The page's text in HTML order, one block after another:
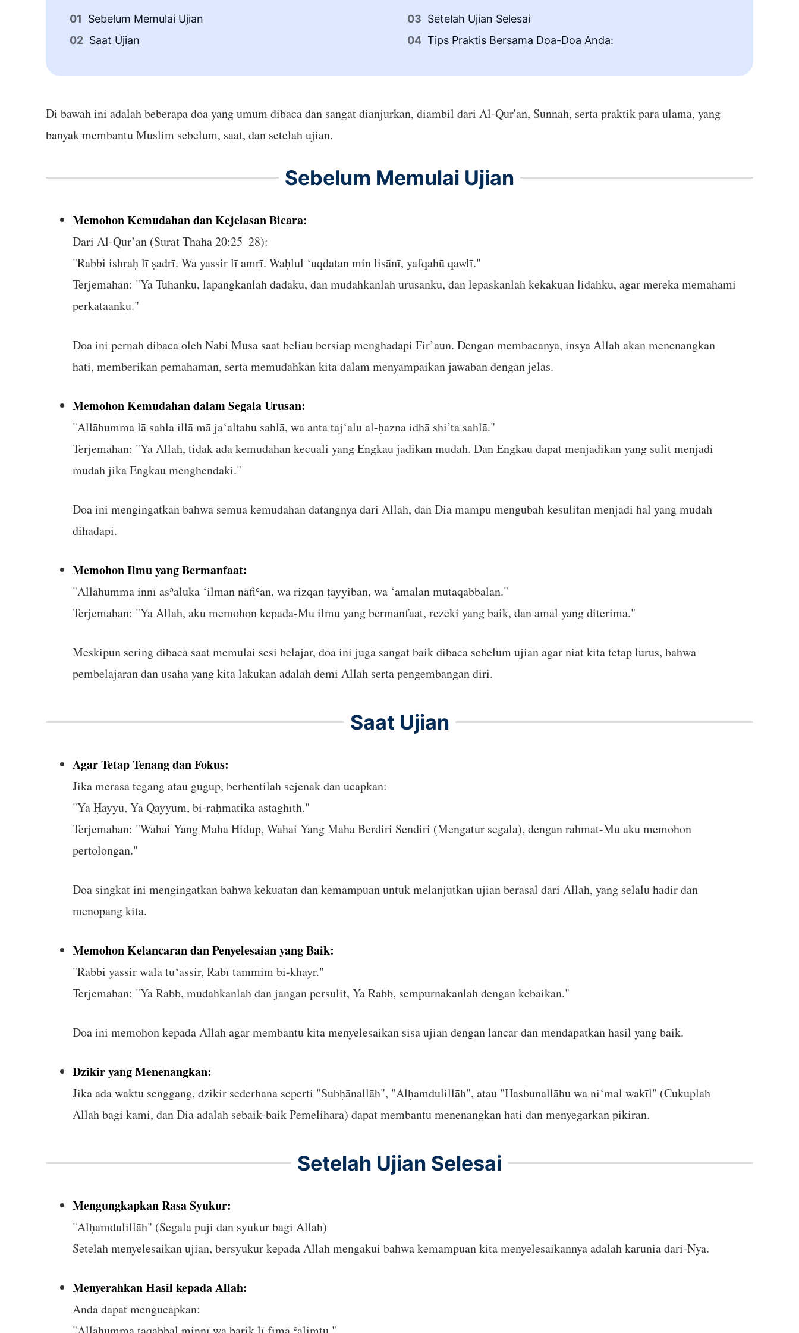
Sebelum Memulai Ujian
Saat Ujian
Setelah Ujian Selesai
Tips Praktis Bersama Doa-Doa Anda:
Di bawah ini adalah beberapa doa yang umum dibaca dan sangat dianjurkan, diambil dari Al-Qur'an, Sunnah, serta praktik para ulama, yang
banyak membantu Muslim sebelum, saat, dan setelah ujian.
Sebelum Memulai Ujian
Memohon Kemudahan dan Kejelasan Bicara:
Dari Al-Qur’an (Surat Thaha 20:25–28):
"Rabbi ishraḥ lī ṣadrī. Wa yassir lī amrī. Waḥlul ‘uqdatan min lisānī, yafqahū qawlī."
Terjemahan: "Ya Tuhanku, lapangkanlah dadaku, dan mudahkanlah urusanku, dan lepaskanlah kekakuan lidahku, agar mereka memahami
perkataanku."
Doa ini pernah dibaca oleh Nabi Musa saat beliau bersiap menghadapi Fir’aun. Dengan membacanya, insya Allah akan menenangkan
hati, memberikan pemahaman, serta memudahkan kita dalam menyampaikan jawaban dengan jelas.
Memohon Kemudahan dalam Segala Urusan:
"Allāhumma lā sahla illā mā ja‘altahu sahlā, wa anta taj‘alu al-ḥazna idhā shi’ta sahlā."
Terjemahan: "Ya Allah, tidak ada kemudahan kecuali yang Engkau jadikan mudah. Dan Engkau dapat menjadikan yang sulit menjadi
mudah jika Engkau menghendaki."
Doa ini mengingatkan bahwa semua kemudahan datangnya dari Allah, dan Dia mampu mengubah kesulitan menjadi hal yang mudah
dihadapi.
Memohon Ilmu yang Bermanfaat:
"Allāhumma innī asʾaluka ‘ilman nāfiʿan, wa rizqan ṭayyiban, wa ‘amalan mutaqabbalan."
Terjemahan: "Ya Allah, aku memohon kepada-Mu ilmu yang bermanfaat, rezeki yang baik, dan amal yang diterima."
Meskipun sering dibaca saat memulai sesi belajar, doa ini juga sangat baik dibaca sebelum ujian agar niat kita tetap lurus, bahwa
pembelajaran dan usaha yang kita lakukan adalah demi Allah serta pengembangan diri.
Saat Ujian
Agar Tetap Tenang dan Fokus:
Jika merasa tegang atau gugup, berhentilah sejenak dan ucapkan:
"Yā Ḥayyū, Yā Qayyūm, bi-raḥmatika astaghīth."
Terjemahan: "Wahai Yang Maha Hidup, Wahai Yang Maha Berdiri Sendiri (Mengatur segala), dengan rahmat-Mu aku memohon
pertolongan."
Doa singkat ini mengingatkan bahwa kekuatan dan kemampuan untuk melanjutkan ujian berasal dari Allah, yang selalu hadir dan
menopang kita.
Memohon Kelancaran dan Penyelesaian yang Baik:
"Rabbi yassir walā tu‘assir, Rabī tammim bi-khayr."
Terjemahan: "Ya Rabb, mudahkanlah dan jangan persulit, Ya Rabb, sempurnakanlah dengan kebaikan."
Doa ini memohon kepada Allah agar membantu kita menyelesaikan sisa ujian dengan lancar dan mendapatkan hasil yang baik.
Dzikir yang Menenangkan:
Jika ada waktu senggang, dzikir sederhana seperti "Subḥānallāh", "Alḥamdulillāh", atau "Hasbunallāhu wa ni‘mal wakīl" (Cukuplah
Allah bagi kami, dan Dia adalah sebaik-baik Pemelihara) dapat membantu menenangkan hati dan menyegarkan pikiran.
Setelah Ujian Selesai
Mengungkapkan Rasa Syukur:
"Alḥamdulillāh" (Segala puji dan syukur bagi Allah)
Setelah menyelesaikan ujian, bersyukur kepada Allah mengakui bahwa kemampuan kita menyelesaikannya adalah karunia dari-Nya.
Menyerahkan Hasil kepada Allah:
Anda dapat mengucapkan: